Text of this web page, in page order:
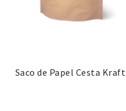
Saco de Papel Cesta Kraft